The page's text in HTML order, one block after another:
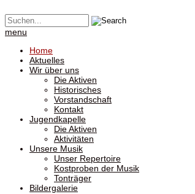
menu
Home
Aktuelles
Wir über uns
Die Aktiven
Historisches
Vorstandschaft
Kontakt
Jugendkapelle
Die Aktiven
Aktivitäten
Unsere Musik
Unser Repertoire
Kostproben der Musik
Tonträger
Bildergalerie